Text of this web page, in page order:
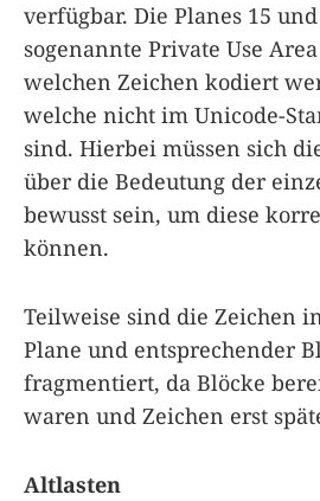
verfügbar. Die Planes 15
sogenannte Private Use
welchen Zeichen kodiert
welche nicht im Unicode-
sind. Hierbei müssen sich
über die Bedeutung der
bewusst sein, um diese
können.
Teilweise sind die Zeichen
Plane und entsprechender
fragmentiert, da Blöcke
waren und Zeichen erst
Altlasten